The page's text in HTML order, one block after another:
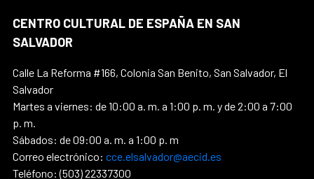
CENTRO CULTURAL DE ESPAÑA EN SAN
SALVADOR
Calle La Reforma #166, Colonia San Benito, San Salvador, El
Salvador
Martes a viernes: de 10:00 a. m. a 1:00 p. m. y de 2:00 a 7:00
p. m.
Sábados: de 09:00 a. m. a 1:00 p. m
Correo electrónico: cce.elsalvador@aecid.es
Teléfono: (503) 22337300